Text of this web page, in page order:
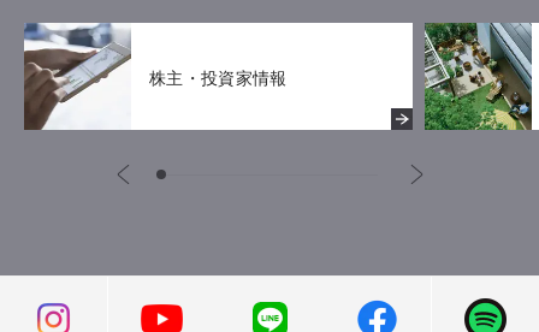
株主・投資家情報